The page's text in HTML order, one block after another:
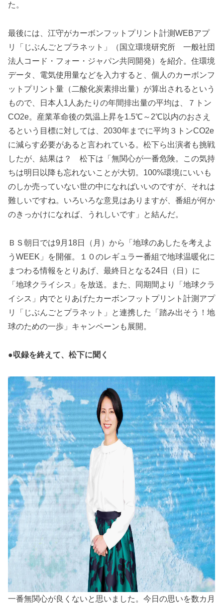
た。
最後には、江守がカーボンフットプリント計測WEBアプ
リ「じぶんごとプラネット」（国立環境研究所 一般社団
法人コード・フォー・ジャパン共同開発）を紹介。住環境
データ、電気使用量などを入力すると、個人のカーボンフ
ットプリント量（二酸化炭素排出量）が算出されるという
もので、日本人1人あたりの年間排出量の平均は、７トン
CO2e。産業革命後の気温上昇を1.5℃～2℃以内のおさえ
るという目標に対しては、2030年までに平均３トンCO2e
に減らす必要があると言われている。松下ら出演者も挑戦
したが、結果は？ 松下は「無関心が一番危険。この気持
ちは明日以降も忘れないことが大切。100%環境にいいも
のしか売っていない世の中になればいいのですが、それは
難しいですね。いろいろな意見はありますが、番組が何か
のきっかけになれば、うれしいです」と結んだ。
ＢＳ朝日では9月18日（月）から「地球のあしたを考えよ
うWEEK」を開催。１０のレギュラー番組で地球温暖化に
まつわる情報をとりあげ、最終日となる24日（日）に
「地球クライシス」を放送。また、同期間より「地球クラ
イシス」内でとりあげたカーボンフットプリント計測アプ
リ「じぶんごとプラネット」と連携した「踏み出そう！地
球のための一歩」キャンペーンも展開。
●収録を終えて、松下に聞く
一番無関心が良くないと思いました。今日の思いを数カ月